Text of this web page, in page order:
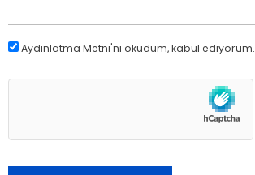
Aydınlatma Metni'ni okudum, kabul ediyorum.